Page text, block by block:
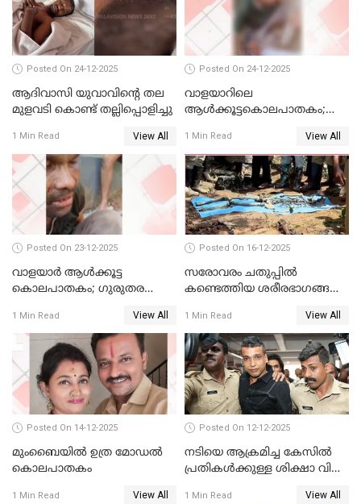
Posted On 24-12-2025
ആദിവാസി യുവാവിന്റെ തല
മുളവടി കൊണ്ട് തല്ലിപ്പൊളിച്ചു
1 Min Read View All
Posted On 24-12-2025
വാളയാറിലെ
ആൾക്കൂട്ടകൊലപാതകം;
വാങ്ങും
1 Min Read View All
Posted On 23-12-2025
വാളയാർ ആൾക്കൂട്ട
കൊലപാതകം; ഗുരുതര
1 Min Read View All
Posted On 16-12-2025
സരോവരം ചതുപ്പിൽ
കണ്ടെത്തിയ ശരീരഭാഗങ്ങൾ
ഡി.എൻ.എ പരിശോധനയിൽ
സ്ഥിരീകരണം
1 Min Read View All
Posted On 14-12-2025
മുംബൈയില്‍ ഉത്ര മോഡല്‍
കൊലപാതകം
1 Min Read View All
Posted On 12-12-2025
നടിയെ ആക്രമിച്ച കേസില്‍
പ്രതികള്‍ക്കുള്ള ശിക്ഷാ വിധി
1 Min Read View All